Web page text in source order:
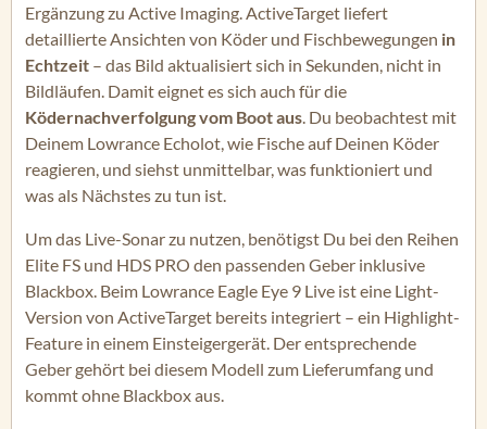
Ergänzung zu Active Imaging. ActiveTarget liefert
detaillierte Ansichten von Köder und Fischbewegungen in
Echtzeit – das Bild aktualisiert sich in Sekunden, nicht in
Bildläufen. Damit eignet es sich auch für die
Ködernachverfolgung vom Boot aus. Du beobachtest mit
Deinem Lowrance Echolot, wie Fische auf Deinen Köder
reagieren, und siehst unmittelbar, was funktioniert und
was als Nächstes zu tun ist.
Um das Live-Sonar zu nutzen, benötigst Du bei den Reihen
Elite FS und HDS PRO den passenden Geber inklusive
Blackbox. Beim Lowrance Eagle Eye 9 Live ist eine Light-
Version von ActiveTarget bereits integriert – ein Highlight-
Feature in einem Einsteigergerät. Der entsprechende
Geber gehört bei diesem Modell zum Lieferumfang und
kommt ohne Blackbox aus.